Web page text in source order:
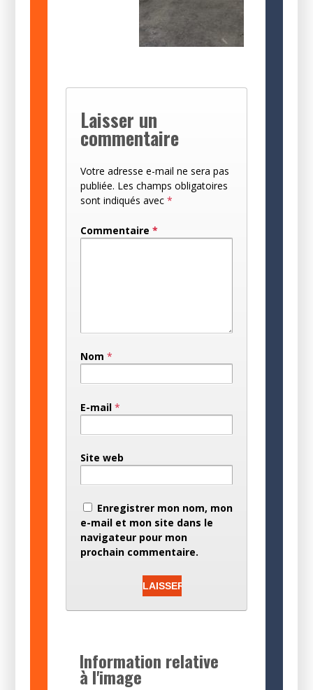
Laisser un
commentaire
Votre adresse e-mail ne sera pas
publiée. Les champs obligatoires
sont indiqués avec *
Commentaire *
Nom *
E-mail *
Site web
Enregistrer mon nom, mon
e-mail et mon site dans le
navigateur pour mon
prochain commentaire.
Information relative
à l'image